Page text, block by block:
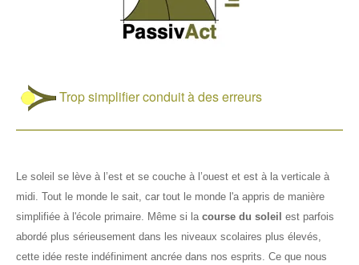
Droits de reproduction
Trop simplifier conduit à des erreurs
Le soleil se lève à l’est et se couche à l’ouest et est à la verticale à
midi. Tout le monde le sait, car tout le monde l'a appris de manière
simplifiée à l'école primaire. Même si la course du soleil est parfois
abordé plus sérieusement dans les niveaux scolaires plus élevés,
cette idée reste indéfiniment ancrée dans nos esprits. Ce que nous